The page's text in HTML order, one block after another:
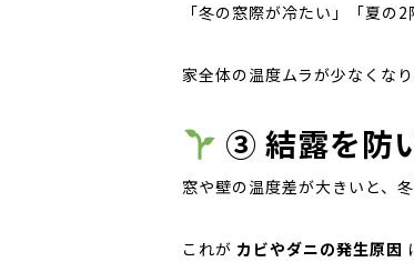
「冬の窓際が冷たい」「夏の
家全体の温度ムラが少なくな
③ 結露を防
窓や壁の温度差が大きいと、
これが カビやダニの発生原因